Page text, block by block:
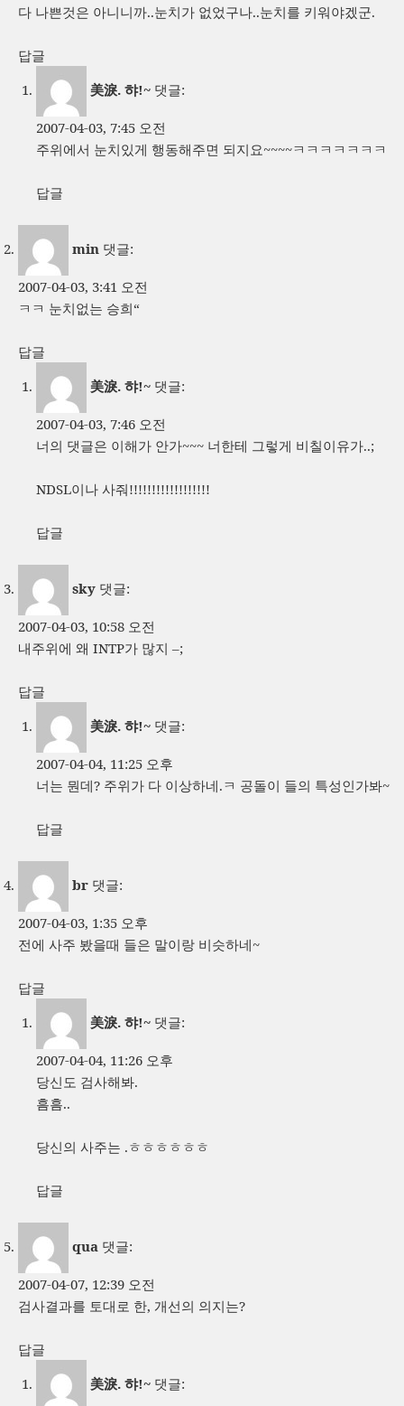
다 나쁜것은 아니니까..눈치가 없었구나..눈치를 키워야겠군.
답글
美淚. 햐!~ 댓글:
2007-04-03, 7:45 오전
주위에서 눈치있게 행동해주면 되지요~~~~ㅋㅋㅋㅋㅋㅋㅋ
답글
min 댓글:
2007-04-03, 3:41 오전
ㅋㅋ 눈치없는 승희“
답글
美淚. 햐!~ 댓글:
2007-04-03, 7:46 오전
너의 댓글은 이해가 안가~~~ 너한테 그렇게 비칠이유가..;
NDSL이나 사줘!!!!!!!!!!!!!!!!!!
답글
sky 댓글:
2007-04-03, 10:58 오전
내주위에 왜 INTP가 많지 –;
답글
美淚. 햐!~ 댓글:
2007-04-04, 11:25 오후
너는 뭔데? 주위가 다 이상하네.ㅋ 공돌이 들의 특성인가봐~
답글
br 댓글:
2007-04-03, 1:35 오후
전에 사주 봤을때 들은 말이랑 비슷하네~
답글
美淚. 햐!~ 댓글:
2007-04-04, 11:26 오후
당신도 검사해봐.
흠흠..
당신의 사주는 .ㅎㅎㅎㅎㅎㅎ
답글
qua 댓글:
2007-04-07, 12:39 오전
검사결과를 토대로 한, 개선의 의지는?
답글
美淚. 햐!~ 댓글: